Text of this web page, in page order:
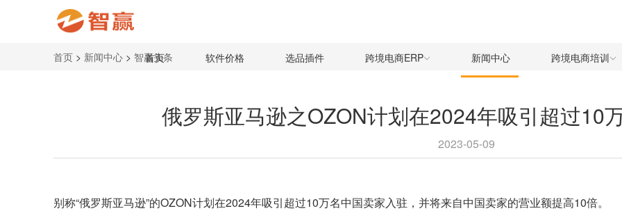
首页 软件价格 选品插件 跨境电商ERP 新闻中心 跨境电商培训
首页 > 新闻中心 > 智赢头条
俄罗斯亚马逊之OZON计划在2024年吸引超过10
2023-05-09
别称“俄罗斯亚马逊”的OZON计划在2024年吸引超过10万名中国卖家入驻，并将来自中国卖家的营业额提高10倍。